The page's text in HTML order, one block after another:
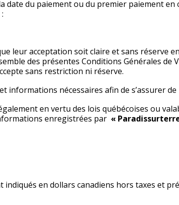
du paiement ou du premier paiement en
leur acceptation soit claire et sans réserve
des présentes Conditions Générales
sans restriction ni réserve.
informations nécessaires afin de s’assurer de
en vertu des lois québécoises ou
enregistrées par «
en dollars canadiens hors taxes et